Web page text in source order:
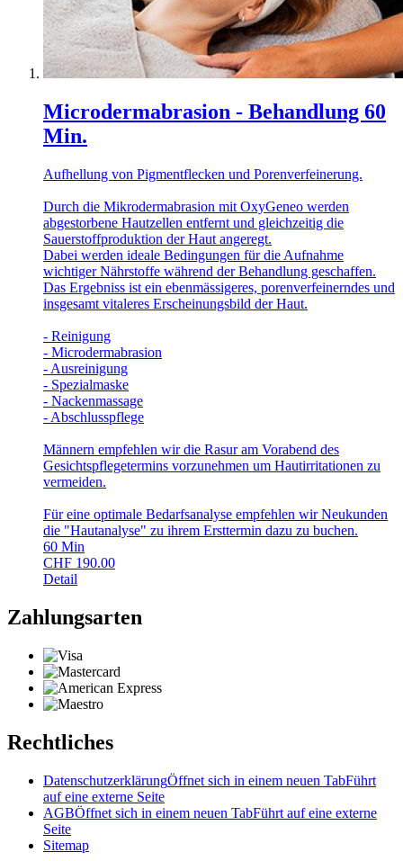
Microdermabrasion - Behandlung 60
Min.
Aufhellung von Pigmentflecken und Porenverfeinerung.
Durch die Mikrodermabrasion mit OxyGeneo werden
abgestorbene Hautzellen entfernt und gleichzeitig die
Sauerstoffproduktion der Haut angeregt.
Dabei werden ideale Bedingungen für die Aufnahme
wichtiger Nährstoffe während der Behandlung geschaffen.
Das Ergebniss ist ein ebenmässigeres, porenverfeinerndes und
insgesamt vitaleres Erscheinungsbild der Haut.
- Reinigung
- Microdermabrasion
- Ausreinigung
- Spezialmaske
- Nackenmassage
- Abschlusspflege
Männern empfehlen wir die Rasur am Vorabend des
Gesichtspflegetermins vorzunehmen um Hautirritationen zu
vermeiden.
Für eine optimale Bedarfsanalyse empfehlen wir Neukunden
die "Hautanalyse" zu ihrem Ersttermin dazu zu buchen.
60 Min
CHF 190.00
Detail
Zahlungsarten
Rechtliches
DatenschutzerklärungÖffnet sich in einem neuen TabFührt
auf eine externe Seite
AGBÖffnet sich in einem neuen TabFührt auf eine externe
Seite
Sitemap